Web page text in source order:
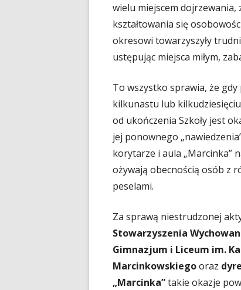
wielu miejscem
kształtowania się
okresowi towarzyszyły
ustępując miejsca miłym,
To wszystko sprawia, że gdy
kilkunastu lub
od ukończenia Szkoły jest
jej ponownego
korytarze i aula „Marcinka”
ożywają obecnością osób z
peselami.
Za sprawą niestrudzonej
Stowarzyszenia
Gimnazjum i Liceum im.
Marcinkowskiegooraz
„Marcinka”takie okazje